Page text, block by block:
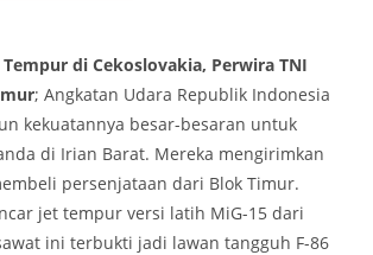
di Cekoslovakia, Perwira TNI
; Angkatan Udara Republik Indonesia
kekuatannya besar-besaran untuk
di Irian Barat. Mereka mengirimkan
persenjataan dari Blok Timur.
jet tempur versi latih MiG-15 dari
ini terbukti jadi lawan tangguh F-86